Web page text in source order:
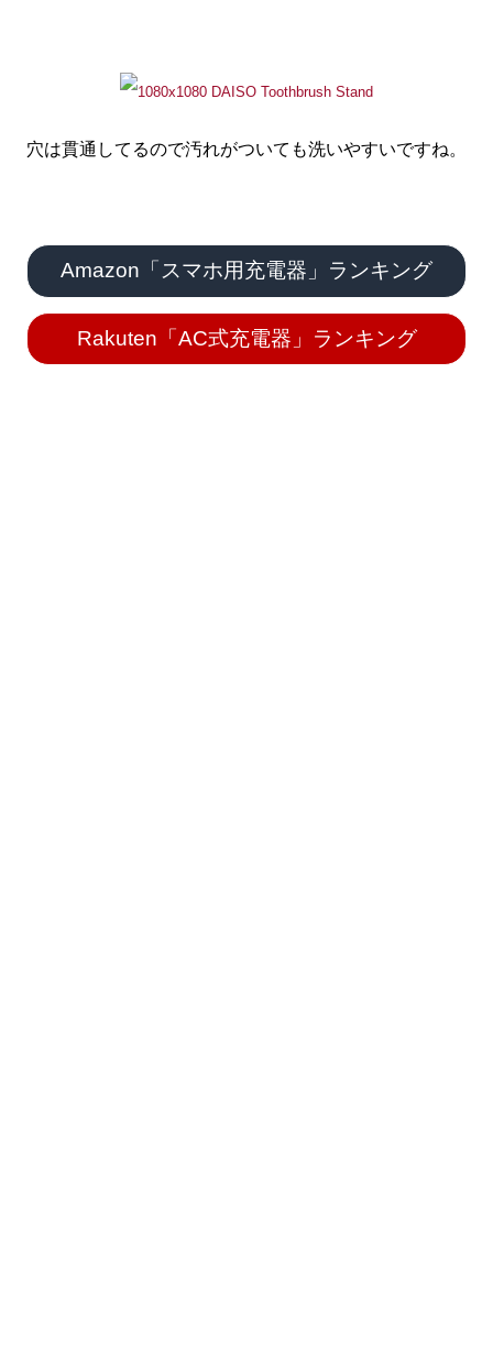
穴は貫通してるので汚れがついても洗いやすいですね。
Amazon「スマホ用充電器」ランキング
Rakuten「AC式充電器」ランキング